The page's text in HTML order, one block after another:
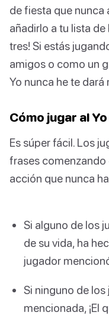
de fiesta que nunca
añadirlo a tu lista
tres! Si estás
amigos o como un
Yo nunca he te
Cómo jugar al
Es súper fácil. Los
frases comenzando
acción que nunca
Si alguno de los
de su vida, ha
jugador
Si ninguno de
mencionada, ¡El